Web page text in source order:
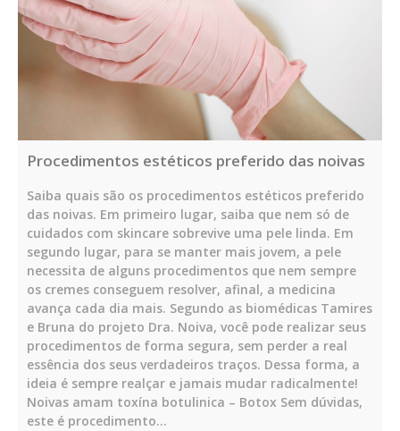
Procedimentos estéticos preferido das noivas
Saiba quais são os procedimentos estéticos preferido
das noivas. Em primeiro lugar, saiba que nem só de
cuidados com skincare sobrevive uma pele linda. Em
segundo lugar, para se manter mais jovem, a pele
necessita de alguns procedimentos que nem sempre
os cremes conseguem resolver, afinal, a medicina
avança cada dia mais. Segundo as biomédicas Tamires
e Bruna do projeto Dra. Noiva, você pode realizar seus
procedimentos de forma segura, sem perder a real
essência dos seus verdadeiros traços. Dessa forma, a
ideia é sempre realçar e jamais mudar radicalmente!
Noivas amam toxína botulinica – Botox Sem dúvidas,
este é procedimento…